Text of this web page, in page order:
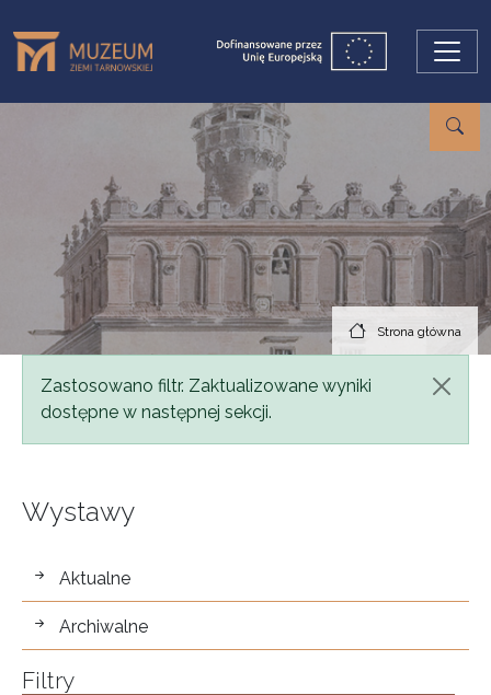
Strona główna
Komunikat
Zastosowano filtr. Zaktualizowane wyniki
dostępne w następnej sekcji.
Wystawy
wystawy
Aktualne
Archiwalne
Filtry